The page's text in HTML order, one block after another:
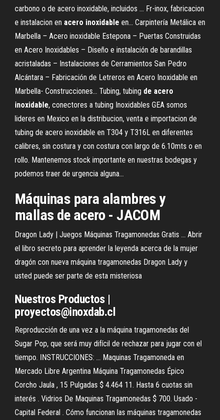
carbono o de acero inoxidable, incluidos ... Fr-inox, fabricacion
e instalacion en acero inoxidable en… Carpintería Metálica en
Marbella – Acero inoxidable Estepona – Puertas Construidas
en Acero Inoxidables – Diseño e instalación de barandillas
acristaladas – Instalaciones de Cerramientos San Pedro
Alcántara – Fabricación de Letreros en Acero Inoxidable en
Marbella- Construcciones... Tubing, tubing de acero
inoxidable, conectores a tubing Inoxidables GEA somos
lideres en Mexico en la distribucion, venta e importacion de
tubing de acero inoxidable en T304 y T316L en diferentes
calibres, sin costura y con costura con largo de 6.10mts o en
rollo. Mantenemos stock importante en nuestras bodegas y
podemos traer de urgencia alguna...
Máquinas para alambres y
mallas de acero - JACOM
Dragon Lady | Juegos Máquinas Tragamonedas Gratis ... Abrir
el libro secreto para aprender la leyenda acerca de la mujer
dragón con nueva máquina tragamonedas Dragon Lady y
usted puede ser parte de esta misteriosa
Nuestros Productos |
proyectos@inoxdab.cl
Reproducción de una vez a la máquina tragamonedas del
Sugar Pop, que será muy difícil de rechazar para jugar con el
tiempo. INSTRUCCIONES: ... Maquinas Tragamoneda en
Mercado Libre Argentina Máquina Tragamonedas Épico
Corcho Jaula , 15 Pulgadas $ 4.464 11. Hasta 6 cuotas sin
interés . Vidrios De Maquinas Tragamonedas $ 700. Usado -
Capital Federal . Cómo funcionan las máquinas tragamonedas